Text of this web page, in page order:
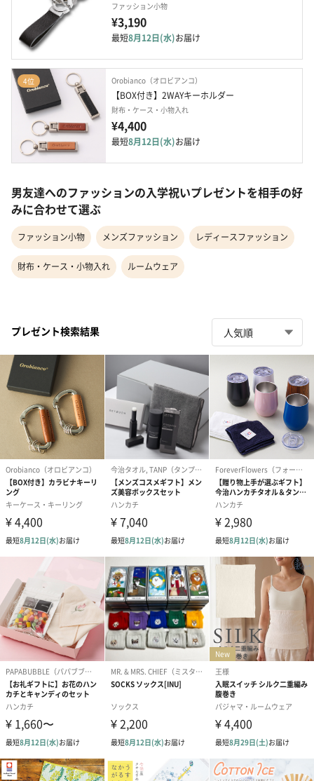
ファッション小物
¥3,190
最短8月12日(水)お届け
4位 Orobianco（オロビアンコ）
【BOX付き】2WAYキーホルダー
財布・ケース・小物入れ
¥4,400
最短8月12日(水)お届け
男友達へのファッションの入学祝いプレゼントを相手の好
みに合わせて選ぶ
ファッション小物 メンズファッション レディースファッション
財布・ケース・小物入れ ルームウェア
プレゼント検索結果